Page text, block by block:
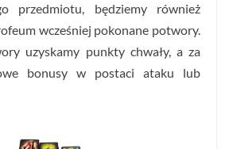
przedmiotu, będziemy również
wcześniej pokonane potwory.
uzyskamy punkty chwały, a za
bonusy w postaci ataku lub